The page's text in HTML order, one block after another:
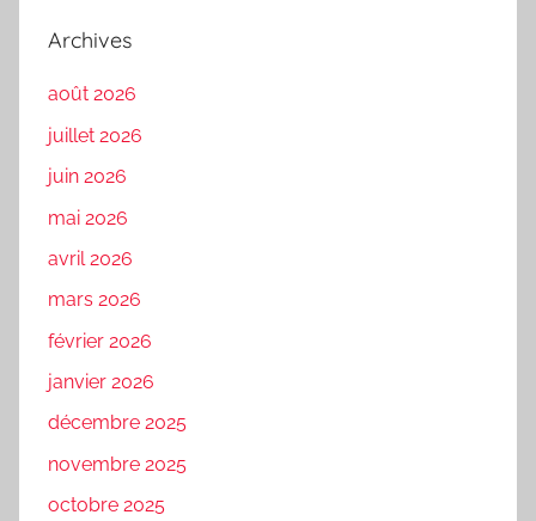
Archives
août 2026
juillet 2026
juin 2026
mai 2026
avril 2026
mars 2026
février 2026
janvier 2026
décembre 2025
novembre 2025
octobre 2025